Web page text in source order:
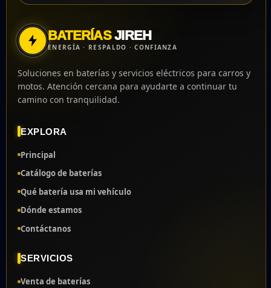
BATERÍASJIREH
ENERGÍA · RESPALDO · CONFIANZA
Soluciones en baterías y servicios eléctricos para carros y
motos. Atención cercana para ayudarte a continuar tu
camino con tranquilidad.
EXPLORA
Principal
Catálogo de baterías
Qué batería usa mi vehículo
Dónde estamos
Contáctanos
SERVICIOS
Venta de baterías